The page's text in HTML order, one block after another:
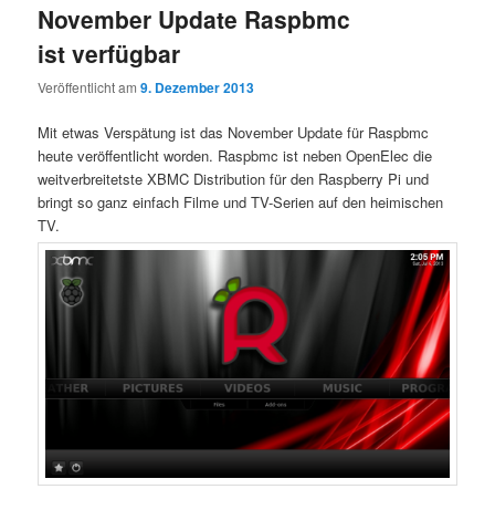
November Update Raspbmc
ist verfügbar
Veröffentlicht am9. Dezember 2013
Mit etwas Verspätung ist das November Update für Raspbmc
heute veröffentlicht worden. Raspbmc ist neben OpenElec die
weitverbreitetste XBMC Distribution für den Raspberry Pi und
bringt so ganz einfach Filme und TV-Serien auf den heimischen
TV.